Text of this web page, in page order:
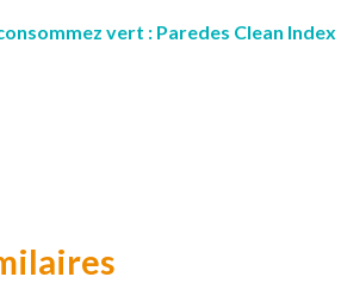
vert : Paredes Clean Index